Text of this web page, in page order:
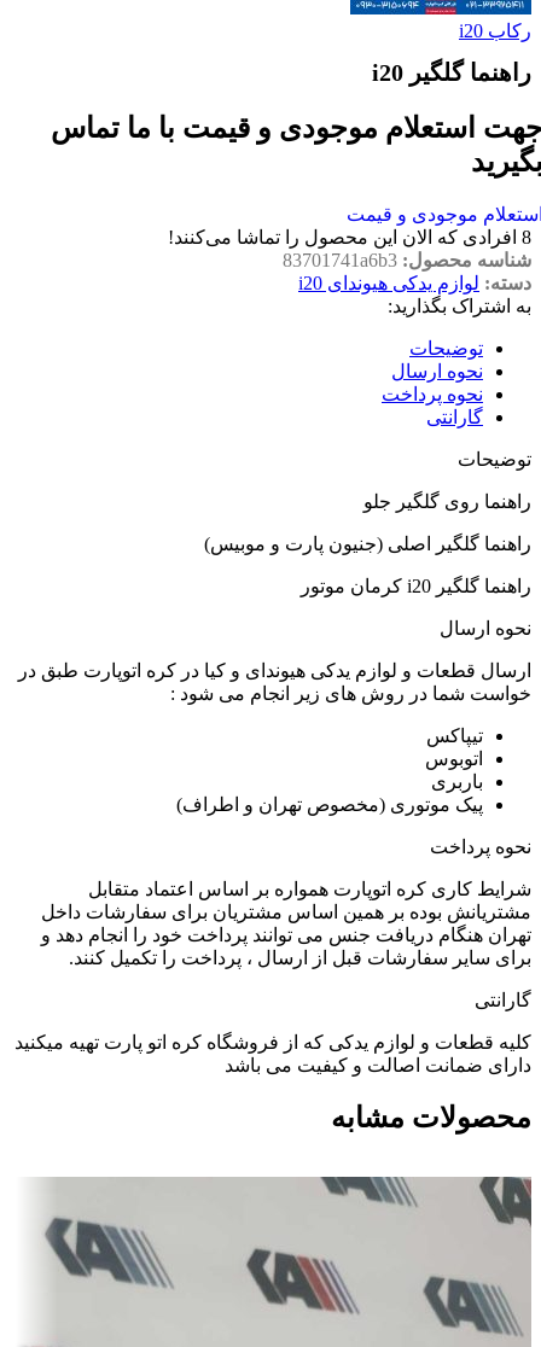
رکاب i20
راهنما گلگیر i20
استعلام موجودی و قیمت با ما تماس
موجودی و قیمت
8 افرادی که الان این محصول را تماشا می‌کنند!
شناسه محصول: 83701741a6b3
دسته: لوازم یدکی هیوندای i20
به اشتراک بگذارید:
توضیحات
نحوه ارسال
نحوه پرداخت
گارانتی
توضیحات
راهنما روی گلگیر جلو
راهنما گلگیر اصلی (جنیون پارت و موبیس)
راهنما گلگیر i20 کرمان موتور
نحوه ارسال
ارسال قطعات و لوازم یدکی هیوندای و کیا در کره اتوپارت طبق در
خواست شما در روش های زیر انجام می شود :
تیپاکس
اتوبوس
باربری
پیک موتوری (مخصوص تهران و اطراف)
نحوه پرداخت
شرایط کاری کره اتوپارت همواره بر اساس اعتماد متقابل
مشتریانش بوده بر همین اساس مشتریان برای سفارشات داخل
تهران هنگام دریافت جنس می توانند پرداخت خود را انجام دهد و
برای سایر سفارشات قبل از ارسال ، پرداخت را تکمیل کنند.
گارانتی
کلیه قطعات و لوازم یدکی که از فروشگاه کره اتو پارت تهیه میکنید
دارای ضمانت اصالت و کیفیت می باشد
محصولات مشابه